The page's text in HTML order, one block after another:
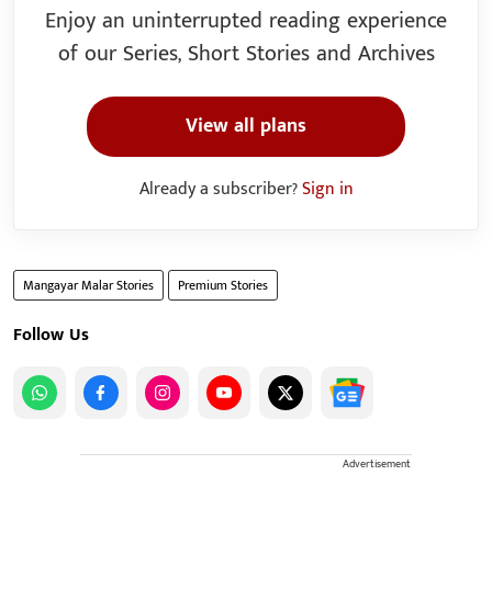
Enjoy an uninterrupted reading experience
of our Series, Short Stories and Archives
View all plans
Already a subscriber?Sign in
Mangayar Malar Stories Premium Stories
Follow Us
Advertisement